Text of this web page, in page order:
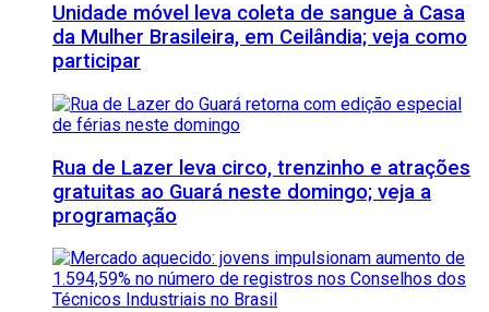
Unidade móvel leva coleta de sangue à Casa
da Mulher Brasileira, em Ceilândia; veja como
participar
Rua de Lazer leva circo, trenzinho e atrações
gratuitas ao Guará neste domingo; veja a
programação